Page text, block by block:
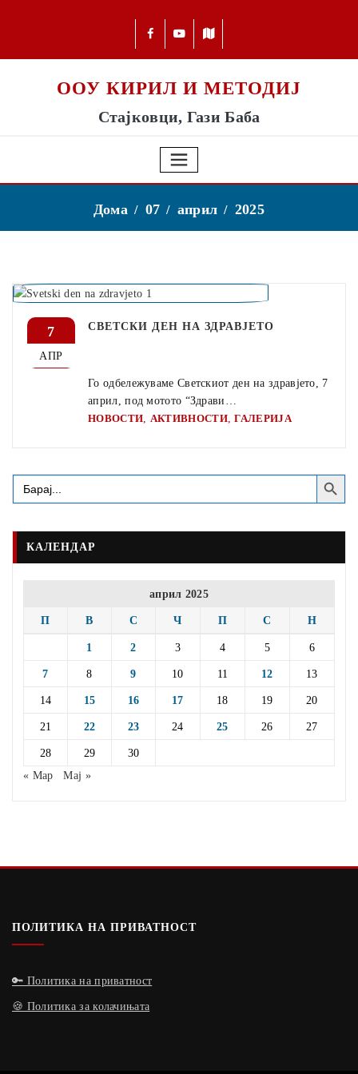
ООУ КИРИЛ И МЕТОДИЈ
Стајковци, Гази Баба
Дома 07 април 2025
7
АПР
СВЕТСКИ ДЕН НА ЗДРАВЈЕТО
Го одбележуваме Светскиот ден на здравјето, 7
април, под мотото “Здрави…
НОВОСТИ АКТИВНОСТИ,ГАЛЕРИЈА
Search
for:
Search Button
КАЛЕНДАР
април 2025
П В С Ч П С Н
1 2 3 4 5 6
7 8 9 10 11 12 13
14 15 16 17 18 19 20
21 22 23 24 25 26 27
28 29
30
« Мар
Мај »
ПОЛИТИКА НА ПРИВАТНОСТ
🔑 Политика на приватност
🍪 Политика за колачињата